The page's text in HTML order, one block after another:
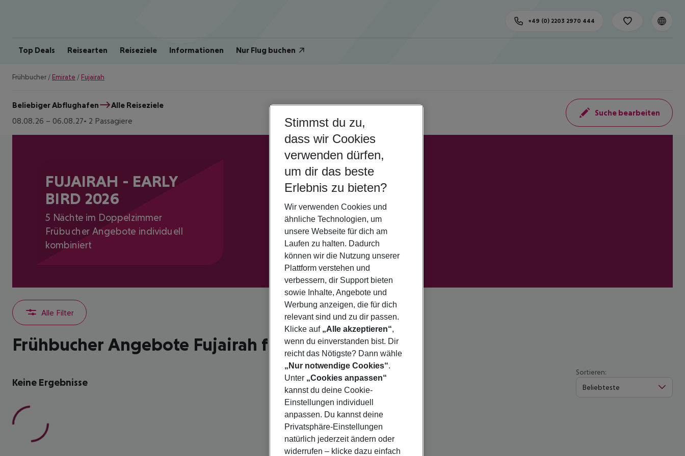
Top Deals Reisearten Reiseziele Informationen Nur Flug buchen
+49 (0) 2203 2970 444
Frühbucher / Emirate / Fujairah
Beliebiger Abflughafen
Alle Reiseziele
08.08.26 – 06.08.27 2 Passagiere
Suche bearbeiten
FUJAIRAH - EARLY
BIRD 2026
5 Nächte im Doppelzimmer
Frübucher Angebote individuell
kombiniert
Alle Filter
Frühbucher Angebote Fujairah für 2026
Keine Ergebnisse
Sortieren:
Beliebteste
Stimmst du zu,
dass wir Cookies
verwenden dürfen,
um dir das beste
Erlebnis zu bieten?
Wir verwenden Cookies und
ähnliche Technologien, um
unsere Webseite für dich am
Laufen zu halten. Dadurch
können wir die Nutzung unserer
Plattform verstehen und
verbessern, dir Support bieten
sowie Inhalte, Angebote und
Werbung anzeigen, die für dich
relevant sind und zu dir passen.
Klicke auf „Alle akzeptieren“,
wenn du einverstanden bist. Dir
reicht das Nötigste? Dann wähle
„Nur notwendige Cookies“.
Unter „Cookies anpassen“
kannst du deine Cookie-
Einstellungen individuell
anpassen. Du kannst deine
Privatsphäre-Einstellungen
natürlich jederzeit ändern oder
widerrufen – klicke dazu einfach